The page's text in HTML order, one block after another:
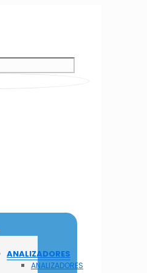
ANALIZADORES
ANALIZADORES